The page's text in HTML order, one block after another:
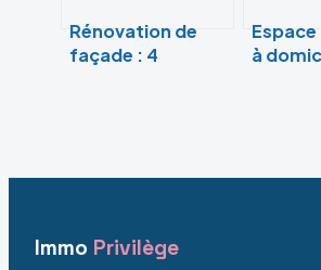
Rénovation de
façade : 4
à
salon ?
Immo Privilège